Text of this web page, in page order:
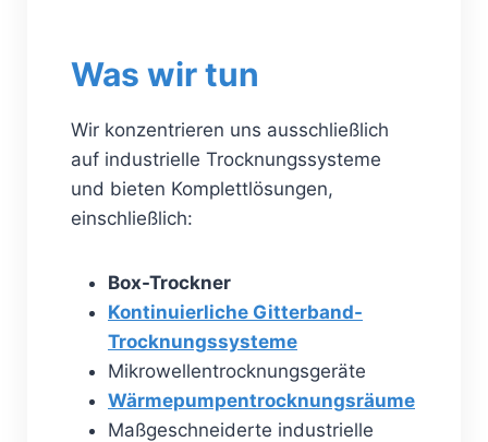
Was wir tun
Wir konzentrieren uns ausschließlich
auf industrielle Trocknungssysteme
und bieten Komplettlösungen,
einschließlich:
Box-Trockner
Kontinuierliche Gitterband-
Trocknungssysteme
Mikrowellentrocknungsgeräte
Wärmepumpentrocknungsräume
Maßgeschneiderte industrielle